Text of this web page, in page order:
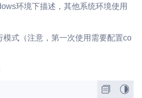
环境下描述，其他系统环境使用
模式（注意，第一次使用需要配置co